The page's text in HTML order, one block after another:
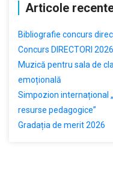
Articole
Bibliografie concurs
Concurs DIRECTORI 2026
Muzică pentru sala de
emoțională
Simpozion internațional
resurse pedagogice”
Gradația de merit 2026